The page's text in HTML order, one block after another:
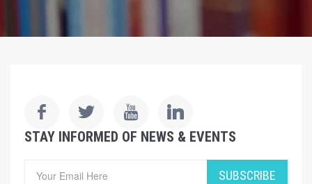
STAY INFORMED OF NEWS & EVENTS
SUBSCRIBE